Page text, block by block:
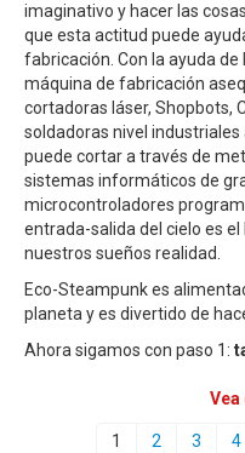
imaginativo y hacer las
que esta actitud puede
fabricación. Con la ayuda
máquina de fabricación
cortadoras láser, Shopbots,
soldadoras nivel
puede cortar a través de
sistemas informáticos de
microcontroladores
entrada-salida del cielo es
nuestros sueños realidad.
Eco-Steampunk es
planeta y es divertido de
Ahora sigamos con paso 1:
Vea
1 2 3 4